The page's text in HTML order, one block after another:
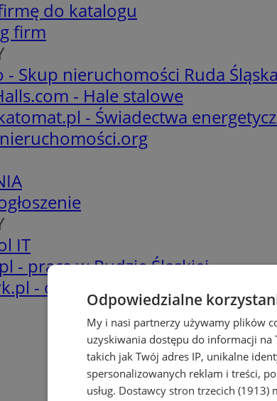
do katalogu
firm
- Skup nieruchomości Ruda Śląska
- Hale stalowe
- Świadectwa
IT
- praca w Rudzie Śląskiej
- oferty pracy
Odpowiedzialne
My i nasi partnerzy używamy plików
uzyskiwania dostępu do informacji
takich jak Twój adres IP, unikalne
spersonalizowanych reklam i treści,
usług. Dostawcy stron trzecich (1913)